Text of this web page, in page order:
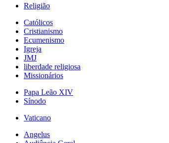
Religião
Católicos
Cristianismo
Ecumenismo
Igreja
JMJ
liberdade religiosa
Missionários
Papa Leão XIV
Sínodo
Vaticano
Angelus